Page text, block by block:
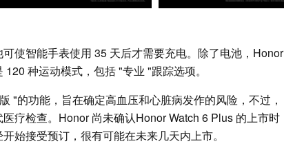
使智能手表使用 35 天后才需要充电。除了电池，Honor
种运动模式，包括 "专业 "跟踪选项。
"的功能，旨在确定高血压和心脏病发作的风险，不过，
疗检查。Honor 尚未确认Honor Watch 6 Plus 的上市时
始接受预订，很有可能在未来几天内上市。